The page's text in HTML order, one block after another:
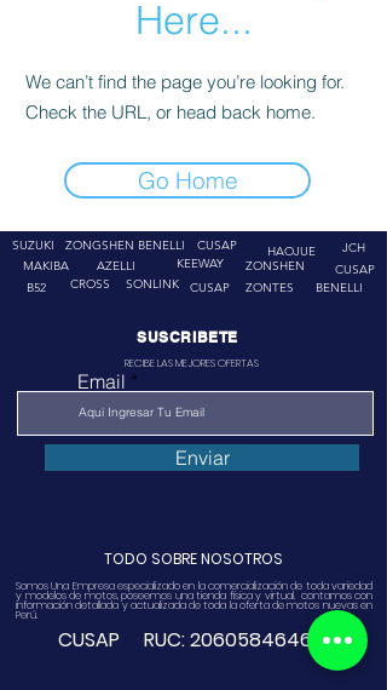
Here...
We can’t find the page you’re looking for.
Check the URL, or head back home.
Go Home
SUZUKI
ZONGSHEN
MAKIBA
AZELLI
BENELLI
CUSAP
KEEWAY
B52
CROSS SONLINK CUSAP
HAOJUE
JCH
ZONSHEN
ZONTES
CUSAP
BENELLI
SUSCRIBETE
RECIBE LAS MEJORES OFERTAS
Email
Enviar
TODO SOBRE NOSOTROS
Somos Una Empresa especializado en la comercialización de toda variedad
y modelos de motos, poseemos una tienda física y virtual. contamos con
información detallada y actualizada de toda la oferta de motos nuevas en
Perú.
CUSAP RUC:20605846468